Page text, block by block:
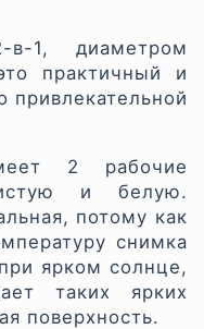
в-1, диаметром
практичный и
привлекательной
2 рабочие
и белую.
потому как
снимка
ярком солнце,
таких ярких
поверхность.